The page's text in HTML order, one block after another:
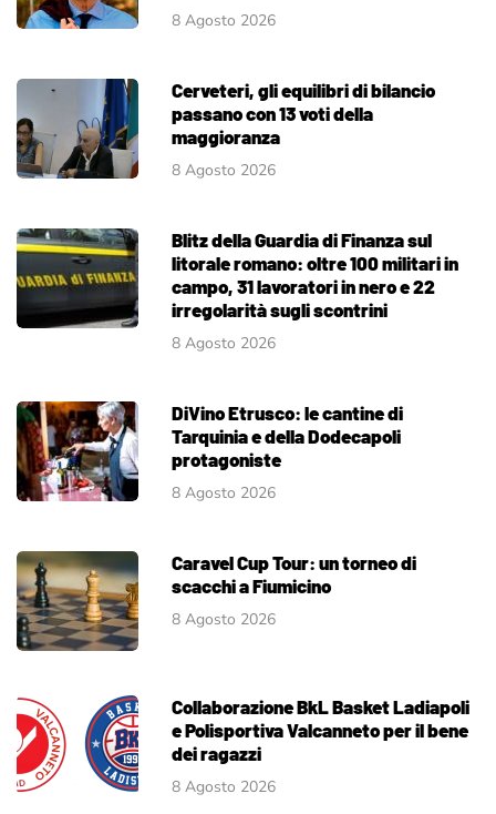
8 Agosto 2026
Cerveteri, gli equilibri di bilancio
passano con 13 voti della
maggioranza
8 Agosto 2026
Blitz della Guardia di Finanza sul
litorale romano: oltre 100 militari in
campo, 31 lavoratori in nero e 22
irregolarità sugli scontrini
8 Agosto 2026
DiVino Etrusco: le cantine di
Tarquinia e della Dodecapoli
protagoniste
8 Agosto 2026
Caravel Cup Tour: un torneo di
scacchi a Fiumicino
8 Agosto 2026
Collaborazione BkL Basket Ladiapoli
e Polisportiva Valcanneto per il bene
dei ragazzi
8 Agosto 2026